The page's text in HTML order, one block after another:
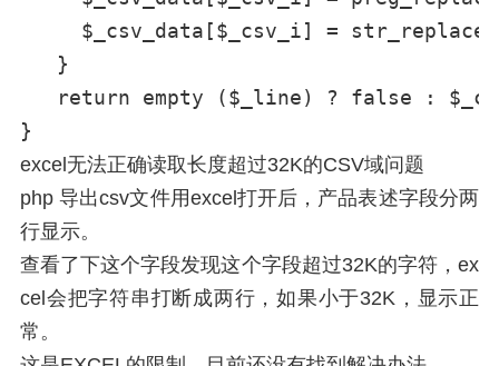
$_csv_data[$_csv_i] =
   }
return empty ($_line) ? false :
excel无法正确读取长度超过32K的CSV域问题
php 导出csv文件用excel打开后，产品表述字段分两
行显示。
查看了下这个字段发现这个字段超过32K的字符，ex
cel会把字符串打断成两行，如果小于32K，显示正
常。